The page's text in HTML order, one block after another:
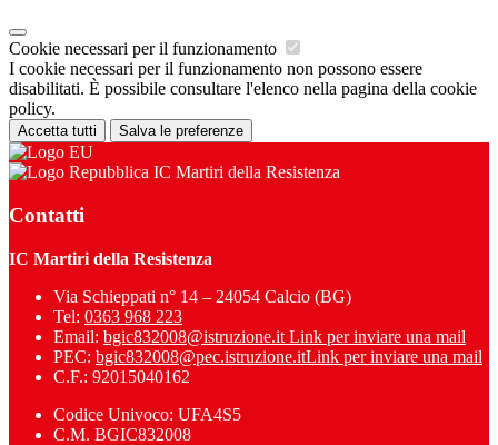
Cookie necessari per il funzionamento
I cookie necessari per il funzionamento non possono essere
disabilitati. È possibile consultare l'elenco nella pagina della cookie
policy.
Accetta tutti Salva le preferenze
IC Martiri della Resistenza
Contatti
IC Martiri della Resistenza
Via Schieppati n° 14 – 24054 Calcio (BG)
Tel: 0363 968 223
Email: bgic832008@istruzione.it Link per inviare una mail
PEC: bgic832008@pec.istruzione.itLink per inviare una mail
C.F.: 92015040162
Codice Univoco: UFA4S5
C.M. BGIC832008